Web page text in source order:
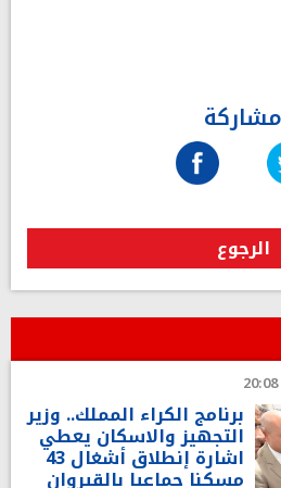
مشاركة
الرجوع
برنامج الكراء المملك.. وزير
التجهيز والاسكان يعطي
اشارة إنطلاق أشغال 43
مسكنا جماعيا بالقيروان